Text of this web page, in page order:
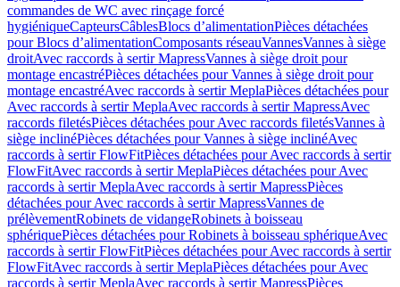
commandes de WC avec rinçage forcé
hygiéniqueCapteursCâblesBlocs d’alimentationPièces détachées
pour Blocs d’alimentationComposants réseauVannesVannes à siège
droitAvec raccords à sertir MapressVannes à siège droit pour
montage encastréPièces détachées pour Vannes à siège droit pour
montage encastréAvec raccords à sertir MeplaPièces détachées pour
Avec raccords à sertir MeplaAvec raccords à sertir MapressAvec
raccords filetésPièces détachées pour Avec raccords filetésVannes à
siège inclinéPièces détachées pour Vannes à siège inclinéAvec
raccords à sertir FlowFitPièces détachées pour Avec raccords à sertir
FlowFitAvec raccords à sertir MeplaPièces détachées pour Avec
raccords à sertir MeplaAvec raccords à sertir MapressPièces
détachées pour Avec raccords à sertir MapressVannes de
prélèvementRobinets de vidangeRobinets à boisseau
sphériquePièces détachées pour Robinets à boisseau sphériqueAvec
raccords à sertir FlowFitPièces détachées pour Avec raccords à sertir
FlowFitAvec raccords à sertir MeplaPièces détachées pour Avec
raccords à sertir MeplaAvec raccords à sertir MapressPièces